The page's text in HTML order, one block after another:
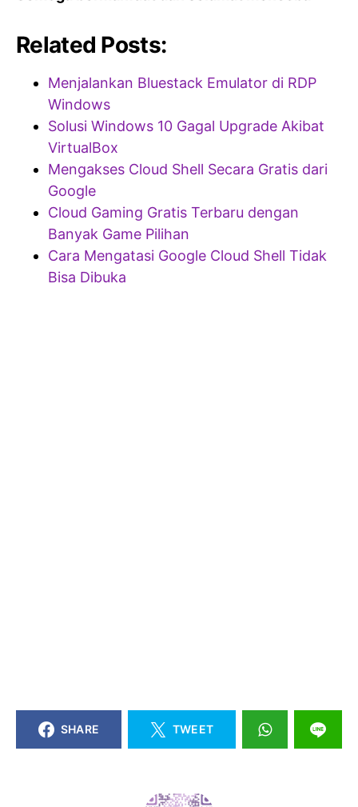
Related Posts:
Menjalankan Bluestack Emulator di RDP
Windows
Solusi Windows 10 Gagal Upgrade Akibat
VirtualBox
Mengakses Cloud Shell Secara Gratis dari
Google
Cloud Gaming Gratis Terbaru dengan
Banyak Game Pilihan
Cara Mengatasi Google Cloud Shell Tidak
Bisa Dibuka
SHARE TWEET